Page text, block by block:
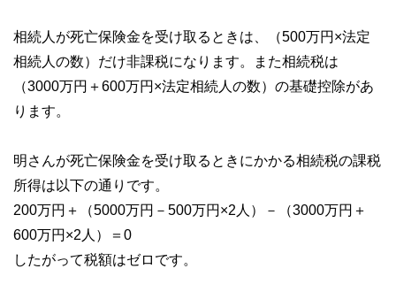
相続人が死亡保険金を受け取るときは、（500万円×法定
相続人の数）だけ非課税になります。また相続税は
（3000万円＋600万円×法定相続人の数）の基礎控除があ
ります。
明さんが死亡保険金を受け取るときにかかる相続税の課税
所得は以下の通りです。
200万円＋（5000万円－500万円×2人）－（3000万円＋
600万円×2人）＝0
したがって税額はゼロです。